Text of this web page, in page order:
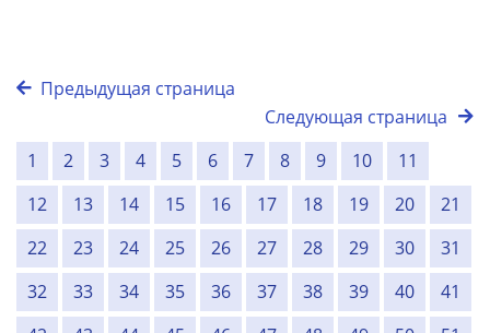
Предыдущая страница
Следующая страница
1
2 3 4 5 6 7 8 9 10
11
12
13 14 15 16 17 18 19 20
21
22
23 24 25 26 27 28 29 30
31
32
33 34 35 36 37 38 39 40
41